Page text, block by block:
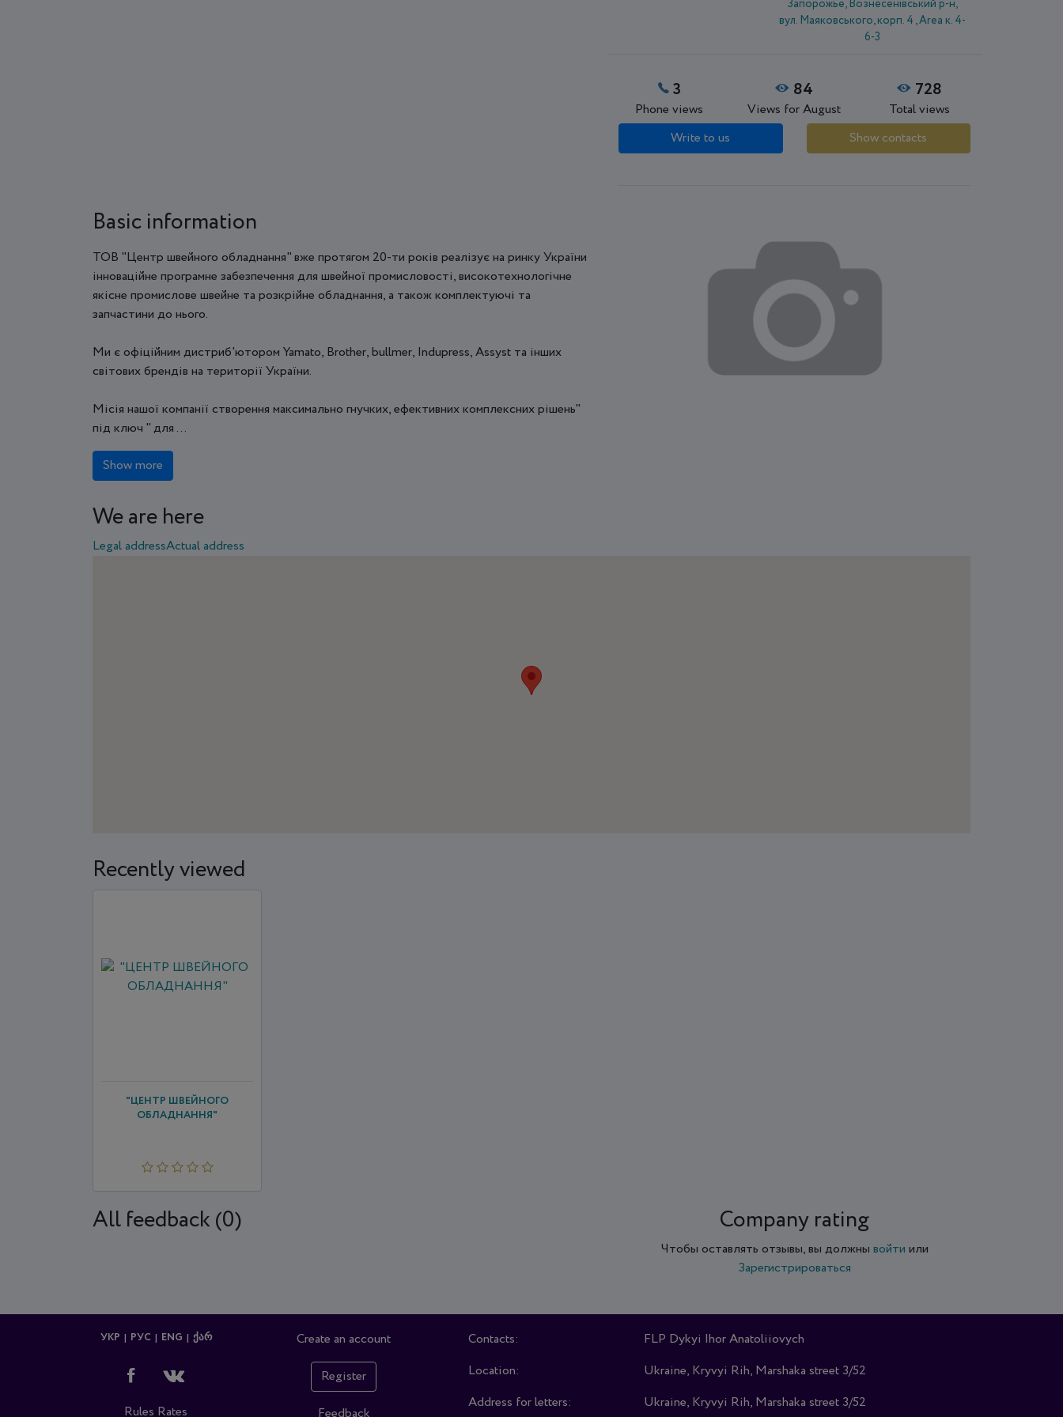
Запорожье, Вознесенівський р-н,
вул. Маяковського, корп. 4 , Area к. 4-
6-3
3
Phone views
84
Views for August
728
Total views
Write to us
Show contacts
Basic information
ТОВ "Центр швейного обладнання" вже протягом 20-ти років реалізує на ринку України
інноваційне програмне забезпечення для швейної промисловості, високотехнологічне
якісне промислове швейне та розкрійне обладнання, а також комплектуючі та
запчастини до нього.
Ми є офіційним дистриб'ютором Yamato, Brother, bullmer, Indupress, Assyst та інших
світових брендів на території України.
Місія нашої компанії створення максимально гнучких, ефективних комплексних рішень"
під ключ " для ...
Show more
We are here
Legal addressActual address
Recently viewed
"ЦЕНТР ШВЕЙНОГО
ОБЛАДНАННЯ"
All feedback (0) Company rating
Чтобы оставлять отзывы, вы должны войти или
Зарегистрироваться
УКР РУС ENG ᲥᲐᲠ
Rules Rates
Create an account
Register
Feedback
Contacts:
FLP Dykyi Ihor Anatoliiovych
Location:
Ukraine, Kryvyi Rih, Marshaka street 3/52
Address for letters:
Ukraine, Kryvyi Rih, Marshaka street 3/52